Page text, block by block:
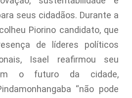
seus cidadãos. Durante a
Piorino candidato, que
de líderes políticos
Isael reafirmou seu
o futuro da cidade,
“não pode